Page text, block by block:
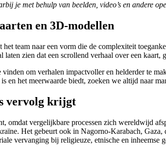
je met behulp van beelden, video’s en andere
en 3D-modellen
het team naar een vorm die de complexiteit
laten zien dat een scrollend verhaal over een
vinden om verhalen impactvoller en helderder te
en het meerwaarde biedt, zoeken we altijd naar
vervolg krijgt
omdat vergelijkbare processen zich wereldwijd
Het gebeurt ook in Nagorno-Karabach,
vervanging bij religieuze, etnische en inheemse